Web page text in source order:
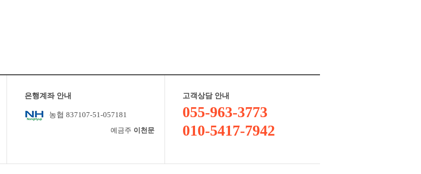
은행계좌 안내
농협 837107-51-057181
예금주 이천문
고객상담 안내
055-963-3773
010-5417-7942